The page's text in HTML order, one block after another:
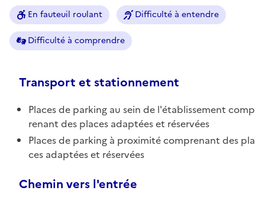
En fauteuil roulant Difficulté à entendre
Difficulté à comprendre
Transport et stationnement
Places de parking au sein de l'établissement comp
renant des places adaptées et réservées
Places de parking à proximité comprenant des pla
ces adaptées et réservées
Chemin vers l'entrée